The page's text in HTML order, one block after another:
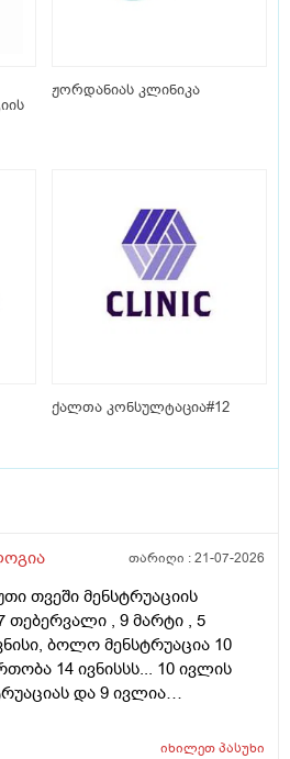
ჟორდანიას კლინიკა
ქალთა კონსულტაცია#12
თარიღი :21-07-2026
თვეში მენსტრუაციის
თებერვალი , 9 მარტი , 5
ბოლო მენსტრუაცია 10
14 ივნისსს... 10 ივლის
და 9 ივლია
გადამიცდს,,, ორსულობას არ
იხილეთპასუხი